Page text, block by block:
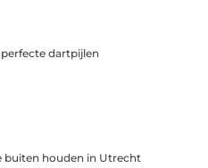
dartpijlen
buiten houden in Utrecht